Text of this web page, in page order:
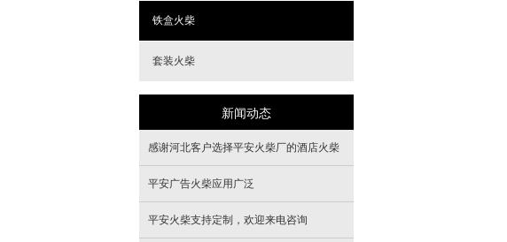
铁盒火柴
套装火柴
新闻动态
感谢河北客户选择平安火柴厂的酒店火柴
平安广告火柴应用广泛
平安火柴支持定制，欢迎来电咨询